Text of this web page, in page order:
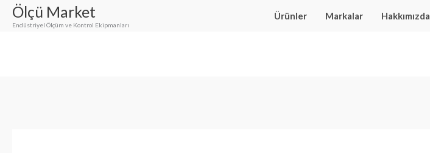
İçeriğe
atla
Ölçü Market
Endüstriyel Ölçüm ve Kontrol Ekipmanları
Ürünler Markalar Hakkımızda